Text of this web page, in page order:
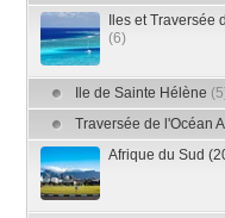
Iles et
(6)
Ile de Sainte Hélène
Traversée de l'Océan
Afrique du Sud